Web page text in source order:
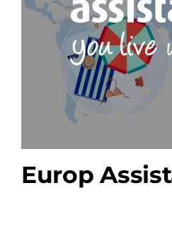
Europ